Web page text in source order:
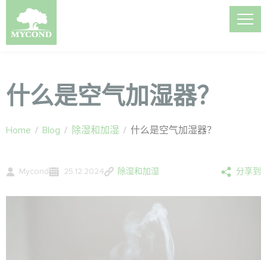
什么是空气加湿器？
Home / Blog / 除湿和加湿 / 什么是空气加湿器？
Mycond 25.12.2024 除湿和加湿 分享到